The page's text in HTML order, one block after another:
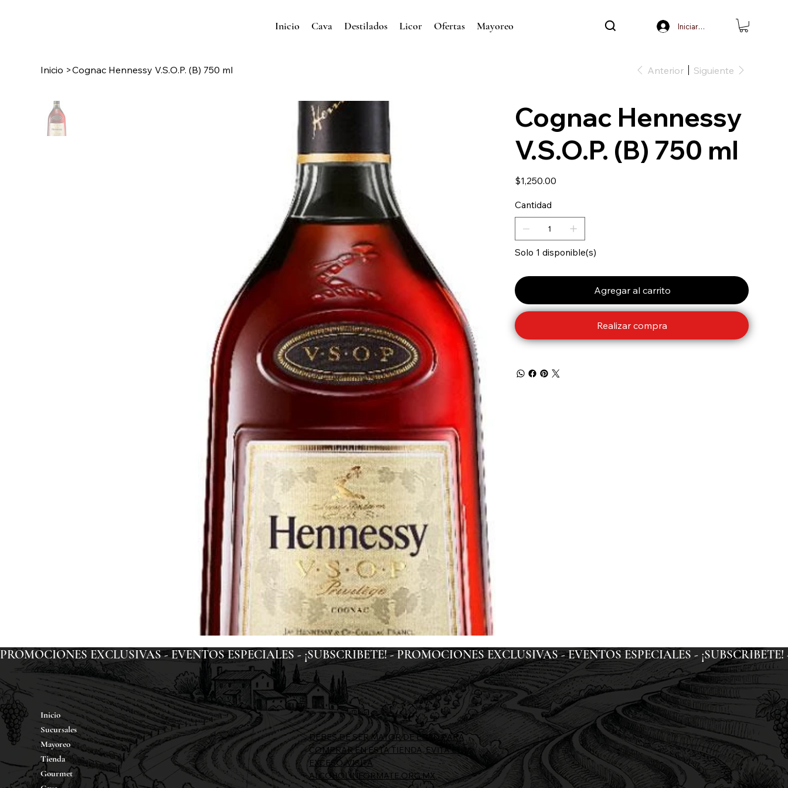
Inicio Cava Destilados Licor Ofertas Mayoreo Iniciar sesión
Inicio >Cognac Hennessy V.S.O.P. (B) 750 ml Anterior Siguiente
Cognac Hennessy
V.S.O.P. (B) 750 ml
Precio
$1,250.00
Cantidad
Solo 1 disponible(s)
Agregar al carrito
Realizar compra
PROMOCIONES EXCLUSIVAS - EVENTOS ESPECIALES - ¡SUBSCRIBETE! -
Inicio
Sucursales
Mayoreo
Tienda
Gourmet
DEBES DE SER MAYOR DE EDAD PARA
COMPRAR EN ESTA TIENDA, EVITA EL
EXCESO, VISITA
ALCOHOLINFORMATE.ORG.MX